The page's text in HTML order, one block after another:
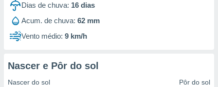
1199
Dias de chuva: 16 dias
Acum. de chuva: 62 mm
Vento médio: 9 km/h
Nascer e Pôr do sol
Nascer do sol Pôr do sol